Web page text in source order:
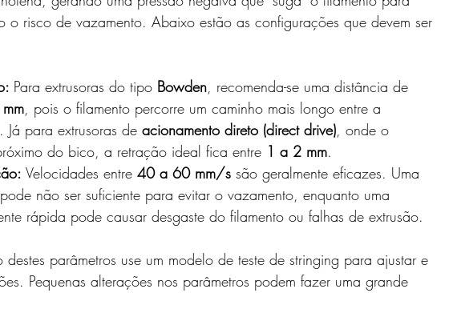
risco de vazamento. Abaixo estão as configurações que devem ser
Para extrusoras do tipo Bowden , recomenda-se uma distância de
, pois o filamento percorre um caminho mais longo entre a
Já para extrusoras de acionamento direto (direct drive) , onde o
do bico, a retração ideal fica entre 1 a 2 mm.
Velocidades entre 40 a 60 mm/s são geralmente eficazes. Uma
não ser suficiente para evitar o vazamento, enquanto uma
rápida pode causar desgaste do filamento ou falhas de extrusão.
parâmetros use um modelo de teste de stringing para ajustar e
Pequenas alterações nos parâmetros podem fazer uma grande